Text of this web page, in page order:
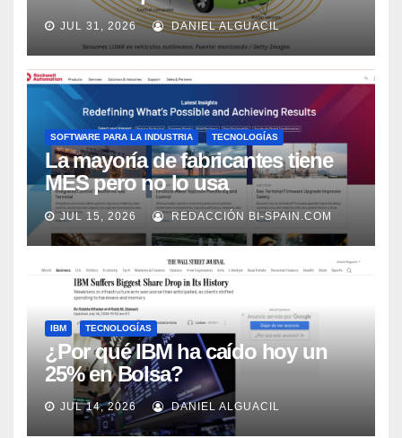
los próximos 2 años, según
Market Watch
JUL 31, 2026 DANIEL ALGUACIL
SOFTWARE PARA LA INDUSTRIA TECNOLOGÍAS
La mayoría de fabricantes tiene
MES pero no lo usa
adecuadamente, según Rockwell
Automation
JUL 15, 2026 REDACCIÓN BI-SPAIN.COM
IBM TECNOLOGÍAS
¿Por qué IBM ha caído hoy un
25% en Bolsa?
JUL 14, 2026 DANIEL ALGUACIL